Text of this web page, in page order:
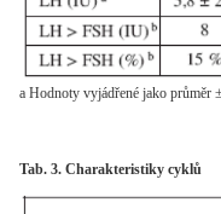
a Hodnoty vyjádřené jako průměr
Tab. 3. Charakteristiky cyklů